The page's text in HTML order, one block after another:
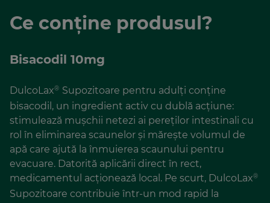
Ce conține produsul?
Bisacodil 10mg
DulcoLax® Supozitoare pentru adulți conține
bisacodil, un ingredient activ cu dublă acțiune:
stimulează mușchii netezi ai pereților intestinali cu
rol în eliminarea scaunelor și mărește volumul de
apă care ajută la înmuierea scaunului pentru
evacuare. Datorită aplicării direct în rect,
medicamentul acționează local. Pe scurt, DulcoLax®
Supozitoare contribuie într-un mod rapid la